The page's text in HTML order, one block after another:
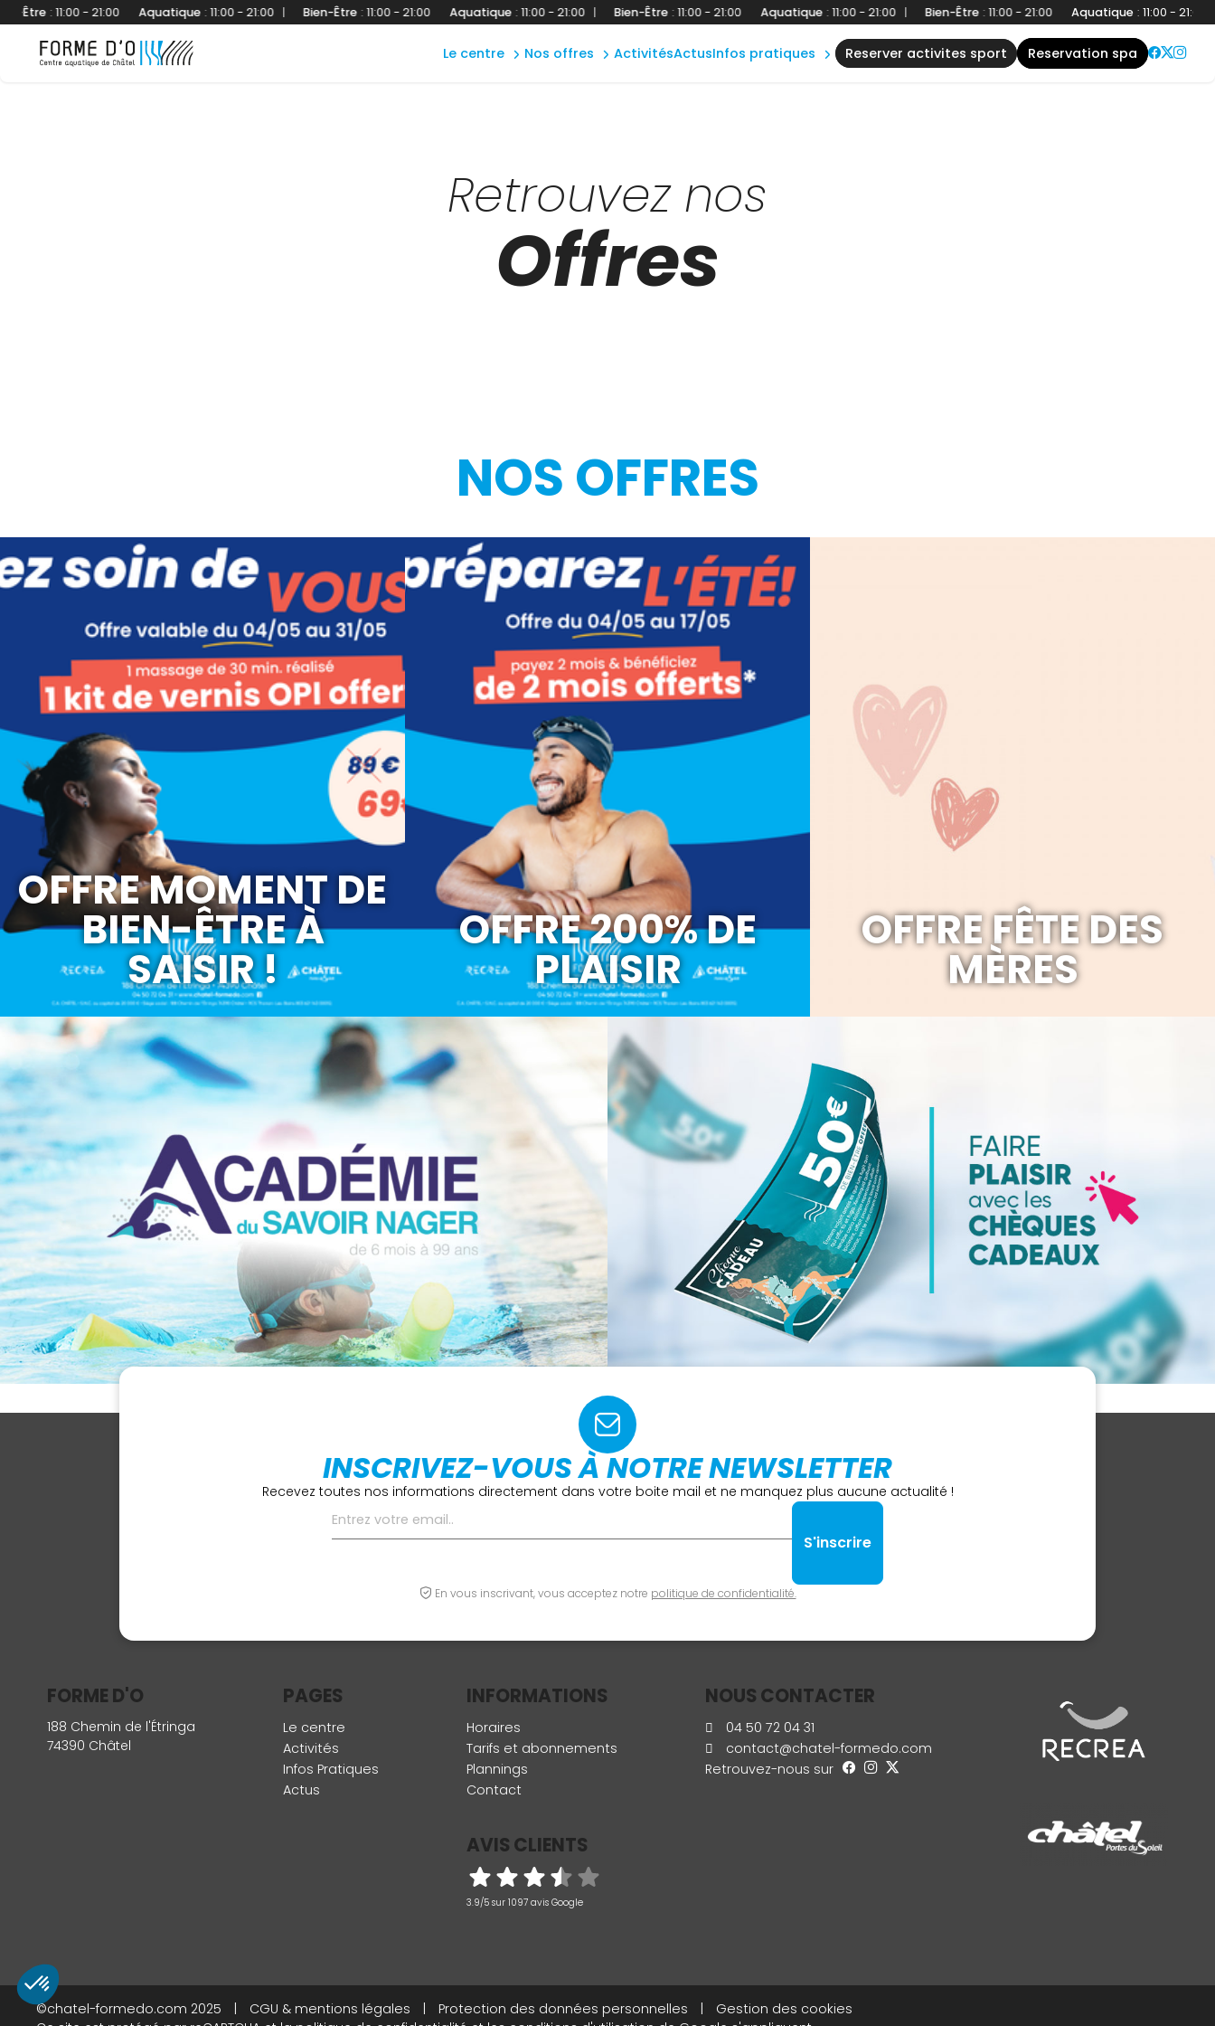
11:00 - 21:00 Aquatique:11:00 - 21:00 | Bien-Être:11:00 - 21:00 Aquatique:11:00 - 21:00 | Bien-Être:11:00 - 21:00 Aquatique:11:00 - 21:00 | Bien-Être:11:00 - 21:00 Aquatique:11:00 - 21:00 |
le centre
extérieur
spa océane
nos offres activités actus infos pratiques
accès &
règles
reserver activites sport reservation spa
Retrouvez nos
Offres
NOS OFFRES
OFFRE MOMENT DE
BIEN-ÊTRE À
SAISIR !
OFFRE 200% DE
PLAISIR
OFFRE FÊTE DES
MÈRES
INSCRIVEZ-VOUS À NOTRE NEWSLETTER
Recevez toutes nos informations directement dans votre boite mail et ne manquez plus aucune actualité !
En vous inscrivant, vous acceptez notre politique de confidentialité.
FORME D'O
188 Chemin de l'Étringa
74390 Châtel
PAGES
Le centre
Activités
Infos Pratiques
Actus
INFORMATIONS
Horaires
Tarifs et abonnements
Plannings
Contact
AVIS CLIENTS
3.9/5 sur 1097 avis Google
NOUS CONTACTER
04 50 72 04 31
contact@chatel-formedo.com
Retrouvez-nous sur
©chatel-formedo.com 2025 CGU & mentions légales Protection des données personnelles
Gestion des cookies